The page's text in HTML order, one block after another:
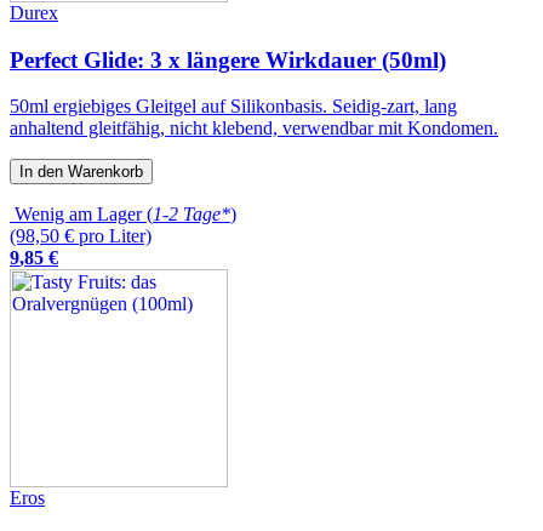
Durex
Perfect Glide: 3 x längere Wirkdauer (50ml)
50ml ergiebiges Gleitgel auf Silikonbasis. Seidig-zart, lang
anhaltend gleitfähig, nicht klebend, verwendbar mit Kondomen.
In den Warenkorb
Wenig am Lager (1-2 Tage*)
(98,50 € pro Liter)
9,85 €
Eros